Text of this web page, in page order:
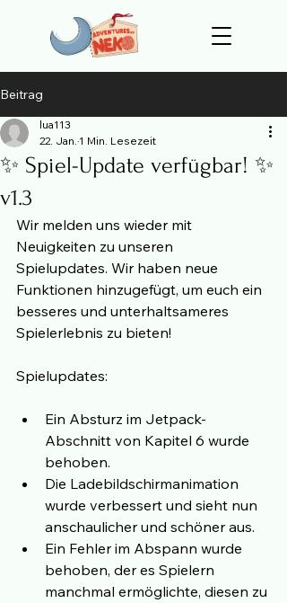
Beitrag
✨ Spiel-Update verfügbar! ✨
v1.3
lua113
22. Jan. 1 Min. Lesezeit
Wir melden uns wieder mit
Neuigkeiten zu unseren
Spielupdates. Wir haben neue
Funktionen hinzugefügt, um euch ein
besseres und unterhaltsameres
Spielerlebnis zu bieten!
Spielupdates:
Ein Absturz im Jetpack-
Abschnitt von Kapitel 6 wurde
behoben.
Die Ladebildschirmanimation
wurde verbessert und sieht nun
anschaulicher und schöner aus.
Ein Fehler im Abspann wurde
behoben, der es Spielern
manchmal ermöglichte, diesen zu